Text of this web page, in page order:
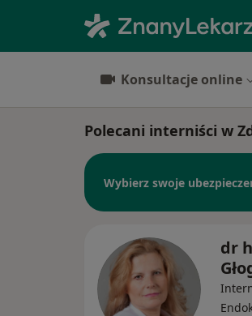
Konsultacje online
Polecani interniści w
Wybierz swoje
dr